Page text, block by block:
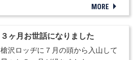
MORE
３ヶ月お世話になりました
槍沢ロッヂに７月の頭から入山して